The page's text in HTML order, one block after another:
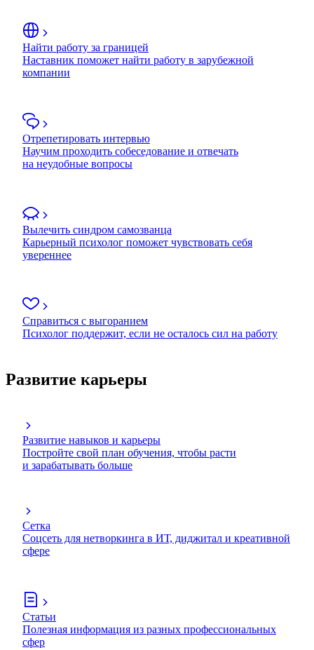
Найти работу за границей
Наставник поможет найти работу в зарубежной
компании
Отрепетировать интервью
Научим проходить собеседование и отвечать
на неудобные вопросы
Вылечить синдром самозванца
Карьерный психолог поможет чувствовать себя
увереннее
Справиться с выгоранием
Психолог поддержит, если не осталось сил на работу
Развитие карьеры
Развитие навыков и карьеры
Постройте свой план обучения, чтобы расти
и зарабатывать больше
Сетка
Соцсеть для нетворкинга в ИТ, диджитал и креативной
сфере
Статьи
Полезная информация из разных профессиональных
сфер